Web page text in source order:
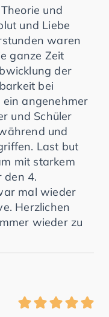
und
und Liebe
waren
ganze Zeit
der
bei
angenehmer
und Schüler
und
Last but
mit starkem
den 4.
mal wieder
Herzlichen
wieder zu